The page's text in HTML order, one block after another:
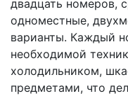
двадцать номеров,
одноместные,
варианты. Каждый
необходимой
холодильником,
предметами, что